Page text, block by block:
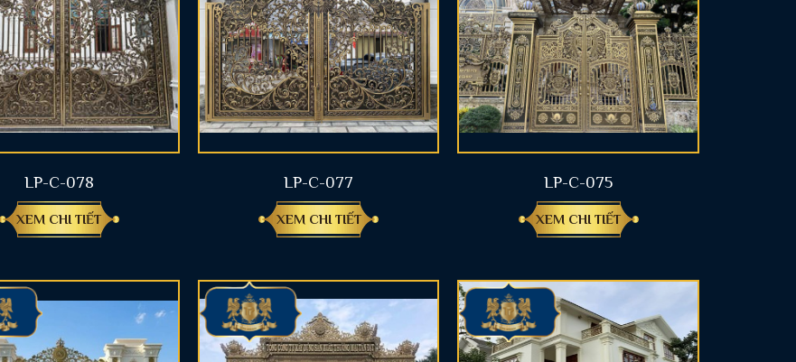
LP-C-078
XEM CHI TIẾT
LP-C-077
XEM CHI TIẾT
LP-C-075
XEM CHI TIẾT